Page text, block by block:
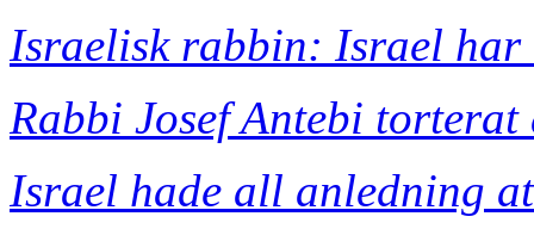
Israelisk rabbin: Israel
Rabbi Josef Antebi
Israel hade all anledning